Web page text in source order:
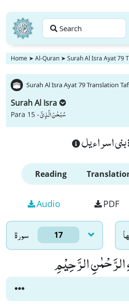
Search
Home ➤ Al-Quran ➤ Surah Al Isra Ayat 79
Surah Al Isra Ayat 79 Translation
Surah Al Isra
Para 15 -سُبْحٰنَ الَّذِیْۤ
اسراءيل
Reading
Audio PDF
سورۃ 17
الرَّحْمٰنِ الرَّحِیْمِ